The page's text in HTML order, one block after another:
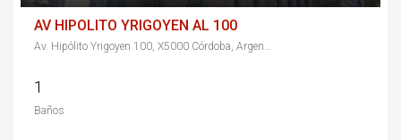
AV HIPOLITO YRIGOYEN AL 100
1
Baños